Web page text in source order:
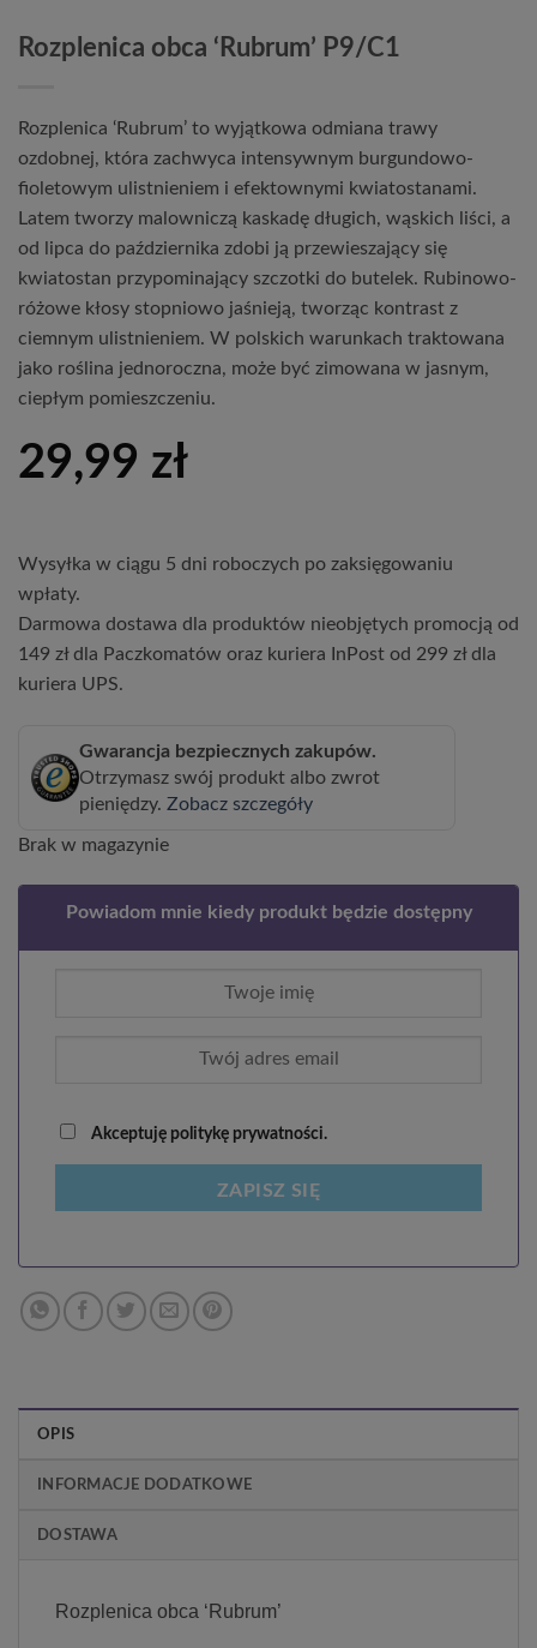
Rozplenica obca ‘Rubrum’ P9/C1
Rozplenica ‘Rubrum’ to wyjątkowa odmiana trawy
ozdobnej, która zachwyca intensywnym burgundowo-
fioletowym ulistnieniem i efektownymi kwiatostanami.
Latem tworzy malowniczą kaskadę długich, wąskich liści, a
od lipca do października zdobi ją przewieszający się
kwiatostan przypominający szczotki do butelek. Rubinowo-
różowe kłosy stopniowo jaśnieją, tworząc kontrast z
ciemnym ulistnieniem. W polskich warunkach traktowana
jako roślina jednoroczna, może być zimowana w jasnym,
ciepłym pomieszczeniu.
29,99 zł
Wysyłka w ciągu 5 dni roboczych po zaksięgowaniu
wpłaty.
Darmowa dostawa dla produktów nieobjętych promocją od
149 zł dla Paczkomatów oraz kuriera InPost od 299 zł dla
kuriera UPS.
Gwarancja bezpiecznych zakupów.
Otrzymasz swój produkt albo zwrot
pieniędzy. Zobacz szczegóły
Brak w magazynie
Powiadom mnie kiedy produkt będzie dostępny
Akceptuję politykę prywatności.
ZAPISZ SIĘ
OPIS
INFORMACJE DODATKOWE
DOSTAWA
Rozplenica obca ‘Rubrum’